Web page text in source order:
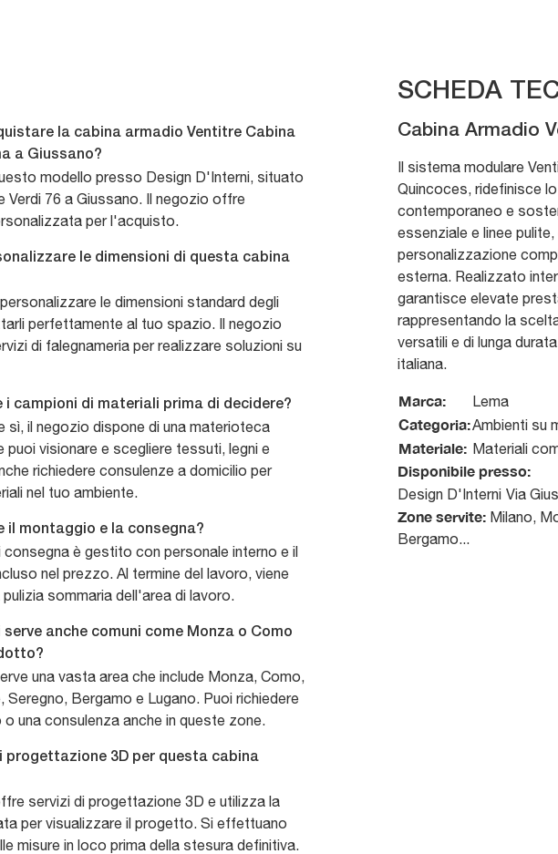
la cabina armadio Ventitre Cabina
a Giussano?
modello presso Design D'Interni, situato
Verdi 76 a Giussano. Il negozio offre
per l'acquisto.
le dimensioni di questa cabina
le dimensioni standard degli
perfettamente al tuo spazio. Il negozio
di falegnameria per realizzare soluzioni su
i campioni di materiali prima di decidere?
sì, il negozio dispone di una materioteca
puoi visionare e scegliere tessuti, legni e
richiedere consulenze a domicilio per
nel tuo ambiente.
il montaggio e la consegna?
consegna è gestito con personale interno e il
nel prezzo. Al termine del lavoro, viene
sommaria dell'area di lavoro.
serve anche comuni come Monza o Como
una vasta area che include Monza, Como,
Seregno, Bergamo e Lugano. Puoi richiedere
una consulenza anche in queste zone.
progettazione 3D per questa cabina
servizi di progettazione 3D e utilizza la
per visualizzare il progetto. Si effettuano
misure in loco prima della stesura definitiva.
SCHEDA
Cabina Armadio
Il sistema modulare
Quincoces, ridefinisce
contemporaneo e
essenziale e linee
personalizzazione
esterna. Realizzato
garantisce elevate
rappresentando la
versatili e di lunga
italiana.
Marca: Lema
Categoria:Ambienti su
Materiale: Materiali
Disponibile presso:
Design D'Interni Via
Zone servite: Milano,
Bergamo...